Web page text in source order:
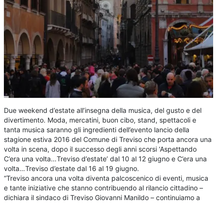
Due weekend d’estate all’insegna della musica, del gusto e del
divertimento. Moda, mercatini, buon cibo, stand, spettacoli e
tanta musica saranno gli ingredienti dell’evento lancio della
stagione estiva 2016 del Comune di Treviso che porta ancora una
volta in scena, dopo il successo degli anni scorsi ‘Aspettando
C’era una volta…Treviso d’estate’ dal 10 al 12 giugno e C’era una
volta…Treviso d’estate dal 16 al 19 giugno.
“Treviso ancora una volta diventa palcoscenico di eventi, musica
e tante iniziative che stanno contribuendo al rilancio cittadino –
dichiara il sindaco di Treviso Giovanni Manildo – continuiamo a